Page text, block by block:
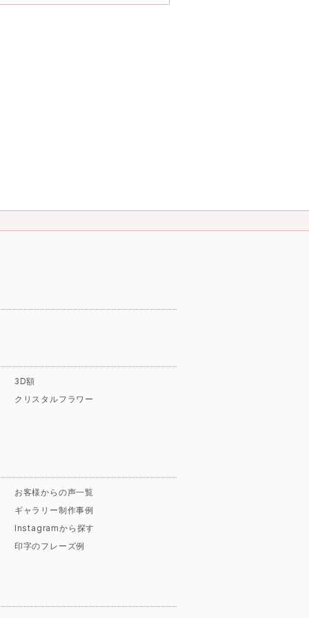
3D額
クリスタルフラワー
お客様からの声一覧
ギャラリー制作事例
Instagramから探す
印字のフレーズ例